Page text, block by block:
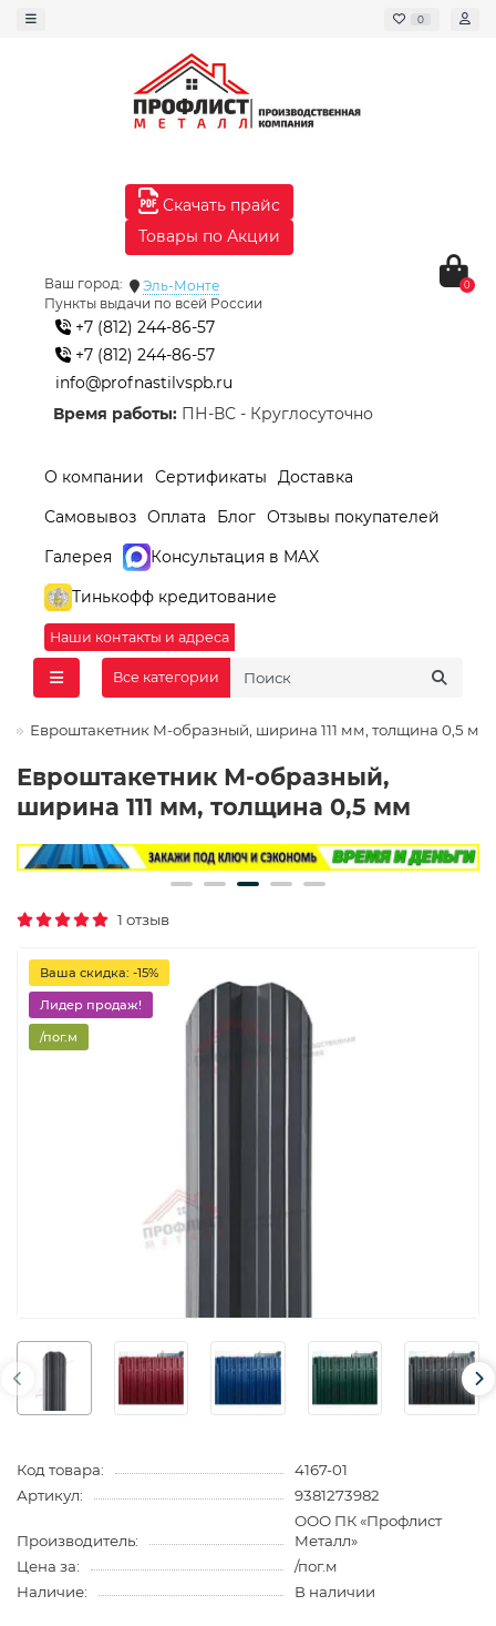
0
Скачать прайс
Товары по Акции
Ваш город:
Эль-Монте
Пункты выдачи по всей России
+7 (812) 244-86-57
+7 (812) 244-86-57
info@profnastilvspb.ru
Время работы: ПН-ВС - Круглосуточно
0
О компании Сертификаты
Доставка
Самовывоз Оплата Блог Отзывы покупателей
Галерея
Консультация в MAX
Тинькофф кредитование
Наши контакты и адреса
Все категории
Евроштакетник М-образный, ширина 111 мм, толщина 0,5 мм
Евроштакетник М-образный,
ширина 111 мм, толщина 0,5 мм
1 отзыв
Ваша скидка: -15%
Лидер продаж!
/пог.м
Код товара:
4167-01
Артикул:
9381273982
Производитель:
ООО ПК «Профлист
Металл»
Цена за:
/пог.м
Наличие:
В наличии